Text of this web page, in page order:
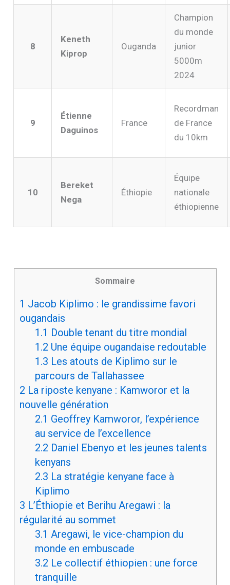
8
Keneth
Kiprop
Ouganda
Champion
du monde
junior
5000m
2024
9
Étienne
Daguinos
France
Recordman
de France
du 10km
10
Bereket
Nega
Éthiopie
Équipe
nationale
éthiopienne
Sommaire
1 Jacob Kiplimo : le grandissime favori
ougandais
1.1 Double tenant du titre mondial
1.2 Une équipe ougandaise redoutable
1.3 Les atouts de Kiplimo sur le
parcours de Tallahassee
2 La riposte kenyane : Kamworor et la
nouvelle génération
2.1 Geoffrey Kamworor, l’expérience
au service de l’excellence
2.2 Daniel Ebenyo et les jeunes talents
kenyans
2.3 La stratégie kenyane face à
Kiplimo
3 L’Éthiopie et Berihu Aregawi : la
régularité au sommet
3.1 Aregawi, le vice-champion du
monde en embuscade
3.2 Le collectif éthiopien : une force
tranquille